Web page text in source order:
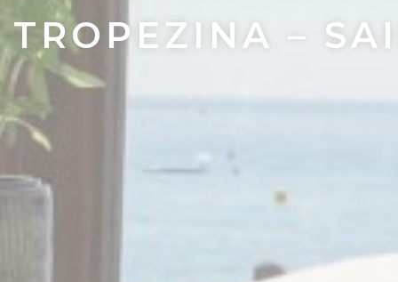
TROPEZINA –